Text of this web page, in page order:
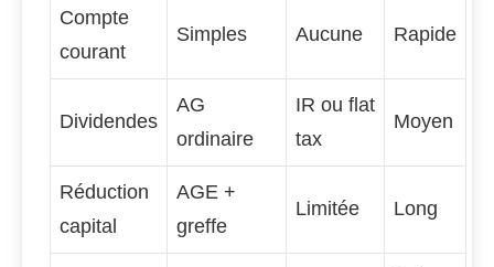
Compte
courant
Simples Aucune Rapide
Dividendes
AG
ordinaire
IR ou flat
tax
Moyen
Réduction
capital
AGE +
greffe
Limitée Long